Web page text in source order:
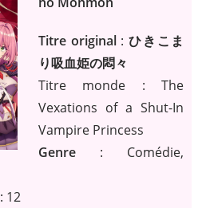
Titre original:ひきこま
り吸血姫の悶々
Titre monde : The
Vexations of a Shut-In
Vampire Princess
Genre: Comédie,
: 12